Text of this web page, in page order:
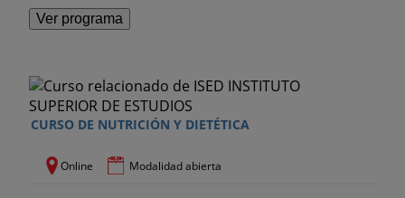
Ver programa
CURSO DE NUTRICIÓN Y DIETÉTICA
Online Modalidad abierta